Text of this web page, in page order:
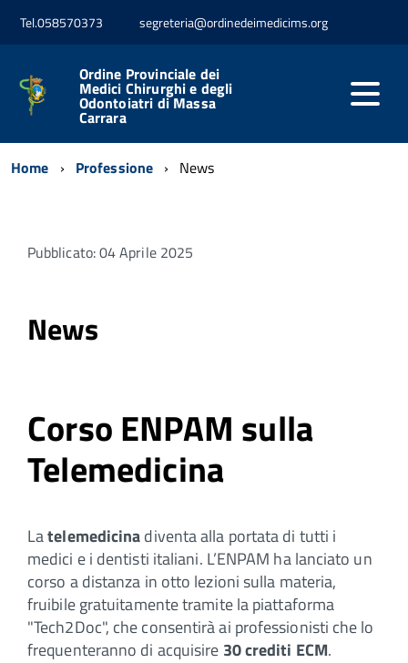
Tel.058570373 segreteria@ordinedeimedicims.org
Ordine Provinciale dei
Medici Chirurghi e degli
Odontoiatri di Massa
Carrara
Home Professione News
Pubblicato: 04 Aprile 2025
News
Corso ENPAM sulla
Telemedicina
Latelemedicinadiventa alla portata di tutti i
medici e i dentisti italiani. L’ENPAM ha lanciato un
corso a distanza in otto lezioni sulla materia,
fruibile gratuitamente tramite la piattaforma
"Tech2Doc", che consentirà ai professionisti che lo
frequenteranno di acquisire 30 crediti ECM.